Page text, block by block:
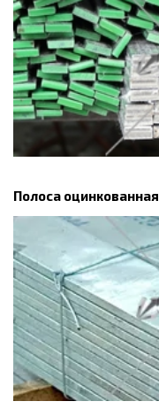
Полоса оцинкованная